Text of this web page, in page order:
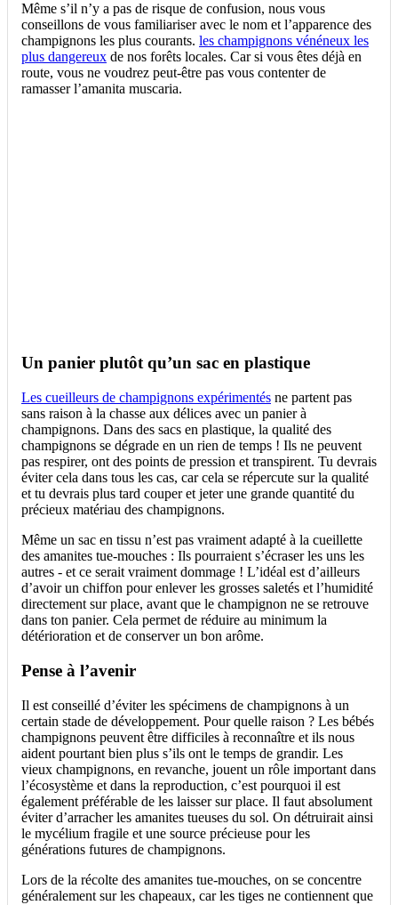
Même s’il n’y a pas de risque de confusion, nous vous
conseillons de vous familiariser avec le nom et l’apparence des
champignons les plus courants. les champignons vénéneux les
plus dangereux de nos forêts locales. Car si vous êtes déjà en
route, vous ne voudrez peut-être pas vous contenter de
ramasser l’amanita muscaria.
Un panier plutôt qu’un sac en plastique
Les cueilleurs de champignons expérimentés ne partent pas
sans raison à la chasse aux délices avec un panier à
champignons. Dans des sacs en plastique, la qualité des
champignons se dégrade en un rien de temps ! Ils ne peuvent
pas respirer, ont des points de pression et transpirent. Tu devrais
éviter cela dans tous les cas, car cela se répercute sur la qualité
et tu devrais plus tard couper et jeter une grande quantité du
précieux matériau des champignons.
Même un sac en tissu n’est pas vraiment adapté à la cueillette
des amanites tue-mouches : Ils pourraient s’écraser les uns les
autres - et ce serait vraiment dommage ! L’idéal est d’ailleurs
d’avoir un chiffon pour enlever les grosses saletés et l’humidité
directement sur place, avant que le champignon ne se retrouve
dans ton panier. Cela permet de réduire au minimum la
détérioration et de conserver un bon arôme.
Pense à l’avenir
Il est conseillé d’éviter les spécimens de champignons à un
certain stade de développement. Pour quelle raison ? Les bébés
champignons peuvent être difficiles à reconnaître et ils nous
aident pourtant bien plus s’ils ont le temps de grandir. Les
vieux champignons, en revanche, jouent un rôle important dans
l’écosystème et dans la reproduction, c’est pourquoi il est
également préférable de les laisser sur place. Il faut absolument
éviter d’arracher les amanites tueuses du sol. On détruirait ainsi
le mycélium fragile et une source précieuse pour les
générations futures de champignons.
Lors de la récolte des amanites tue-mouches, on se concentre
généralement sur les chapeaux, car les tiges ne contiennent que